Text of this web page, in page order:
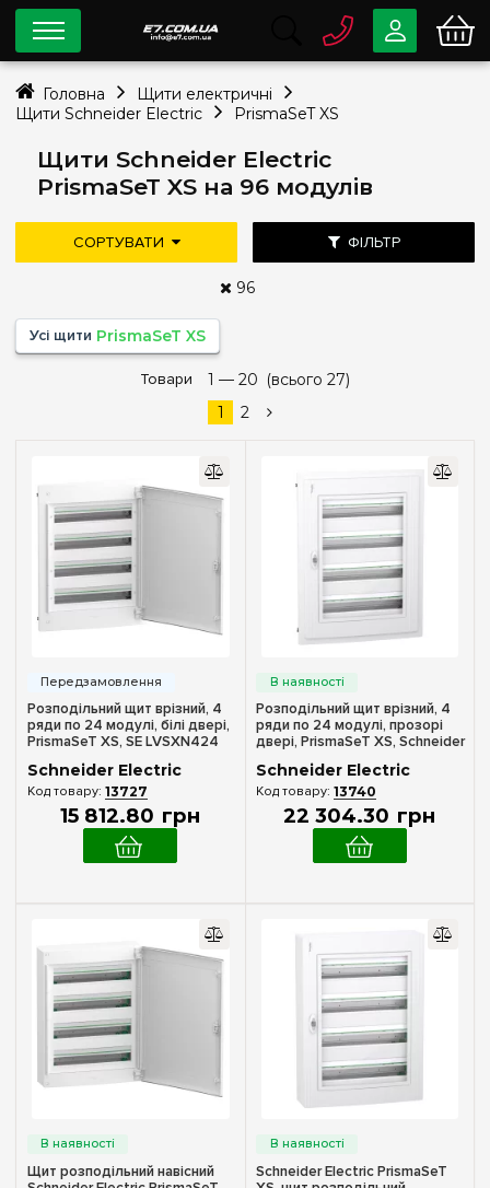
Щити Schneider Electric
PrismaSeT XS на 96 модулів
СОРТУВАТИ ФІЛЬТР
—
Зовнішній (2)
Внутрішній (у нішу)
Кількість модулів
13(+14)
24(+2)
26(+8)
36 (+7)
39(+15)
48(+21)
(+8)
96
120(+27)
144(+28)
168(+22)
192(+22)
Комплектація клемами PE+N
У комплекті
Матеріал корпусу
Пластик(6)
Біла(3)
96
Усі щити PrismaSeT XS
дорожче
нові надходження
Товари 1 — 20 (всього 27)
1
2
Розподільний щит врізний, 4
ряди по 24 модулі, білі двері,
PrismaSeT XS, SE LVSXN424
Schneider Electric
13727
15 812.80 грн
Розподільний щит врізний, 4
ряди по 24 модулі, прозорі
двері, PrismaSeT XS, Schneider
Schneider Electric
13740
22 304.30 грн
Щит розподільний навісний
Schneider Electric PrismaSeT
0 800
info@e7.com.ua
044334-79-78
Viber Telegram
Головна
Щити електричні
Щити Schneider Electric
PrismaSeT XS